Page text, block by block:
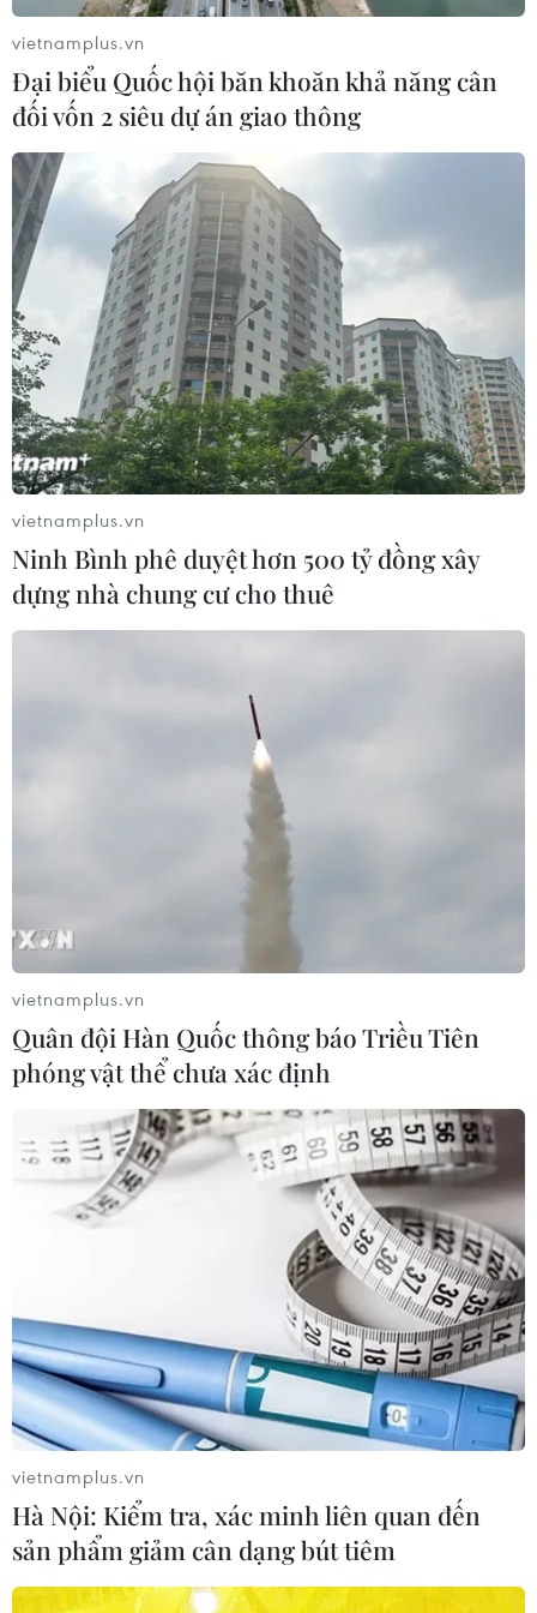
Tổng thống Israel gia hạn thời gian thành
lập chính phủ mới
13/05/2019 12:56
Tổng thống Rivlin đã chấp nhận đề xuất gia hạn thời
hạn cuối từ 14/5 đến 28/5 để tập hợp liên minh, với lý
do các kỳ nghỉ lễ vừa qua cũng như các vấn đề an ninh
liên quan đến Dải Gaza.
vietnamplus.vn
Đại biểu Quốc hội băn khoăn khả năng cân
đối vốn 2 siêu dự án giao thông
vietnamplus.vn
Ninh Bình phê duyệt hơn 500 tỷ đồng xây
dựng nhà chung cư cho thuê
vietnamplus.vn
Quân đội Hàn Quốc thông báo Triều Tiên
phóng vật thể chưa xác định
vietnamplus.vn
Hà Nội: Kiểm tra, xác minh liên quan đến
sản phẩm giảm cân dạng bút tiêm